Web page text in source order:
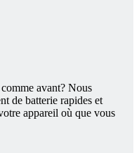
avant? Nous
de batterie rapides et
appareil où que vous